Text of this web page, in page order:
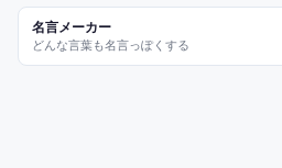
名言メーカー
どんな言葉も名言っぽくする